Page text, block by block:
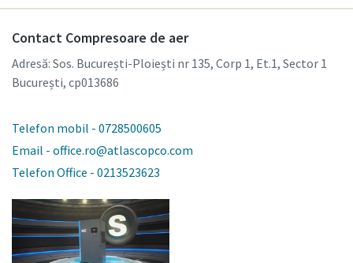
Contact Compresoare de aer
Adresă: Sos. București-Ploiești nr 135, Corp 1, Et.1, Sector 1
București, cp013686
Telefon mobil - 0728500605
Email - office.ro@atlascopco.com
Telefon Office - 0213523623